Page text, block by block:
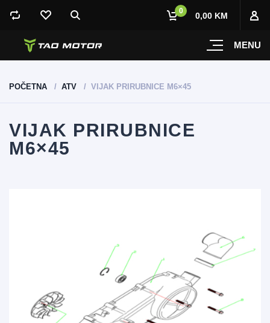
MENU
0 0,00 KM
POČETNA ATV VIJAK PRIRUBNICE M6×45
VIJAK PRIRUBNICE
M6×45